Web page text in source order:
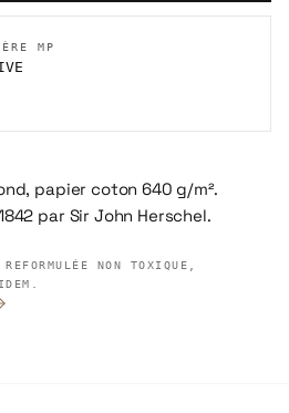
MP
papier coton 640 g/m².
par Sir John Herschel.
NON TOXIQUE,